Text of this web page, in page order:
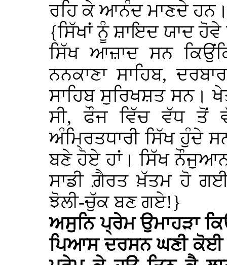
ਰਹਿ ਕੇ ਆਨੰਦ ਮਾਣਦੇ
{ਸਿੱਖਾਂ ਨੂੰ ਸ਼ਾਇਦ ਯਾਦ
ਸਿੱਖ ਆਜ਼ਾਦ ਸਨ
ਨਨਕਾਣਾ ਸਾਹਿਬ,
ਸਾਹਿਬ ਸੁਰਿਖਸ਼ਤ ਸਨ।
ਸੀ, ਫੌਜ ਵਿੱਚ ਵੱਧ ਤੋਂ
ਅੰਮ੍ਰਿਤਧਾਰੀ ਸਿੱਖ ਹੁੰਦੇ
ਬਣੇ ਹੋਏ ਹਾਂ। ਸਿੱਖ
ਸਾਡੀ ਗ਼ੈਰਤ ਖ਼ੱਤਮ ਹੋ
ਝੋਲੀ-ਚੁੱਕ ਬਣ ਗਏ!}
ਅਸੁਨਿ ਪ੍ਰੇਮ ਉਮਾਹੜਾ
ਪਿਆਸ ਦਰਸਨ ਘਣੀ ਕੋਈ